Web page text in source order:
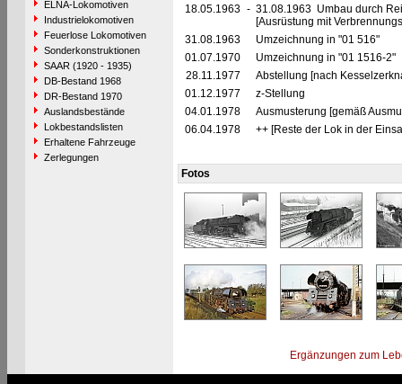
ELNA-Lokomotiven
Industrielokomotiven
Feuerlose Lokomotiven
Sonderkonstruktionen
SAAR (1920 - 1935)
DB-Bestand 1968
DR-Bestand 1970
Auslandsbestände
Lokbestandslisten
Erhaltene Fahrzeuge
Zerlegungen
18.05.1963 - 31.08.1963 Umbau durch
[Ausrüstung mit
31.08.1963
Umzeichnung in "01 516"
01.07.1970
Umzeichnung in "01 1516-2"
28.11.1977
Abstellung [nach
01.12.1977
z-Stellung
04.01.1978
Ausmusterung [gemäß
06.04.1978
++ [Reste der Lok in der
Fotos
Ergänzungen zum